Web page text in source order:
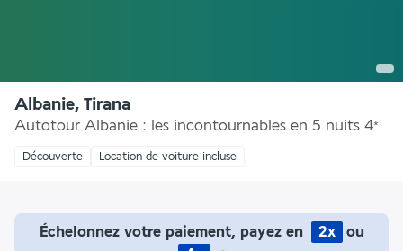
Albanie, Tirana
Autotour Albanie : les incontournables en 5 nuits 4*
Découverte Location de voiture incluse
Échelonnez votre paiement, payez en 2x
ou